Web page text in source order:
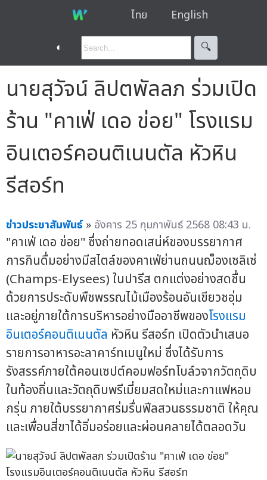
ไทย English
◐ 🔍︎
นายสุวัจน์ ลิปตพัลลภ ร่วมเปิด
ร้าน "คาเฟ่ เดอ ข่อย" โรงแรม
อินเตอร์คอนติเนนตัล หัวหิน
รีสอร์ท
ข่าวประชาสัมพันธ์ » อังคาร 25 กุมภาพันธ์ 2568 08:43 น.
"คาเฟ่ เดอ ข่อย" ซึ่งถ่ายทอดเสน่ห์ของบรรยากาศ
การกินดื่มอย่างมีสไตล์ของคาเฟ่ย่านถนนฌ็องเซลิเซ่
(Champs-Elysees) ในปารีส ตกแต่งอย่างสดชื่น
ด้วยการประดับพืชพรรณไม้เมืองร้อนอันเขียวชอุ่ม
และอยู่ภายใต้การบริหารอย่างมืออาชีพของโรงแรม
อินเตอร์คอนติเนนตัล หัวหิน รีสอร์ท เปิดตัวนำเสนอ
รายการอาหารอะลาคาร์ทเมนูใหม่ ซึ่งได้รับการ
รังสรรค์ภายใต้คอนเซปต์คอมฟอร์ทโบล์วจากวัตถุดิบ
ในท้องถิ่นและวัตถุดิบพรีเมี่ยมสดใหม่และกาแฟหอม
กรุ่น ภายใต้บรรยากาศร่มรื่นฟีลสวนธรรมชาติ ให้คุณ
และเพื่อนสี่ขาได้อิ่มอร่อยและผ่อนคลายได้ตลอดวัน